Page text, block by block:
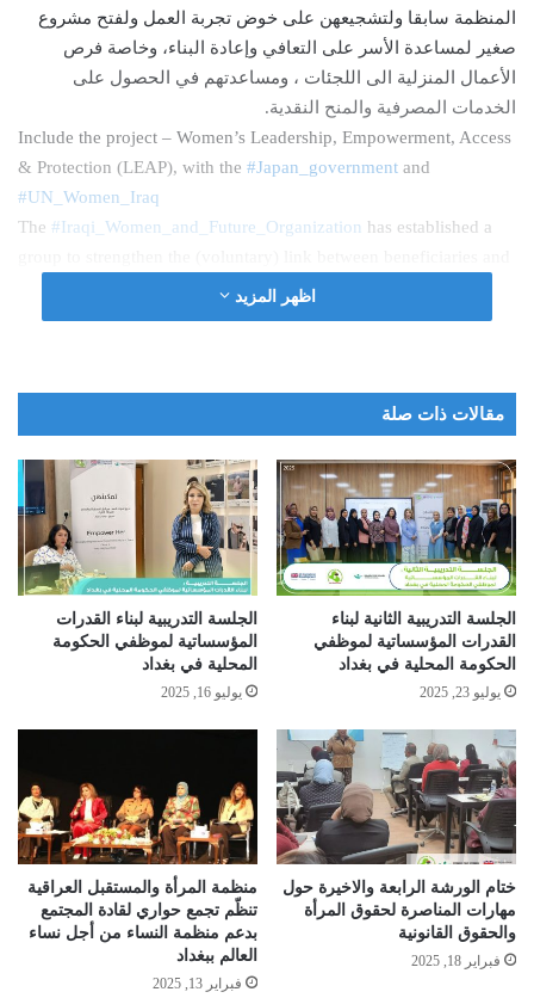
المنظمة سابقا ولتشجيعهن على خوض تجربة العمل ولفتح مشروع
صغير لمساعدة الأسر على التعافي وإعادة البناء، وخاصة فرص
الأعمال المنزلية الى اللجئات ، ومساعدتهم في الحصول على
الخدمات المصرفية والمنح النقدية.
Include the project – Women’s Leadership, Empowerment, Access
& Protection (LEAP), with the #Japan_government and
#UN_Women_Iraq
The #Iraqi_Women_and_Future_Organization has established a
employers working to link beneficiaries and those who wish to
work with employers and provide#cash_for_workfor (40
previously organized and to encourage them to go through work
experience and to open a small project to help families recover
and rebuild, especially home business opportunities for refugee
women, and help them access banking services and cash grants.
اظهر المزيد
مقالات ذات صلة
الجلسة التدريبية الثانية لبناء
القدرات المؤسساتية لموظفي
الحكومة المحلية في بغداد
يوليو 23, 2025
الجلسة التدريبية لبناء القدرات
المؤسساتية لموظفي الحكومة
المحلية في بغداد
يوليو 16, 2025
ختام الورشة الرابعة والاخيرة حول
مهارات المناصرة لحقوق المرأة
والحقوق القانونية
فبراير 18, 2025
منظمة المرأة والمستقبل العراقية
تنظّم تجمع حواري لقادة المجتمع
بدعم منظمة النساء من أجل نساء
العالم ببغداد
فبراير 13, 2025